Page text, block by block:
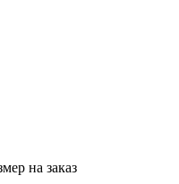
на заказ